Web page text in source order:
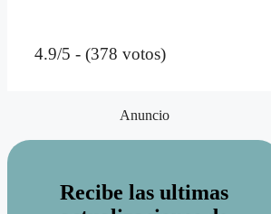
4.9/5 - (378 votos)
Anuncio
Recibe las ultimas